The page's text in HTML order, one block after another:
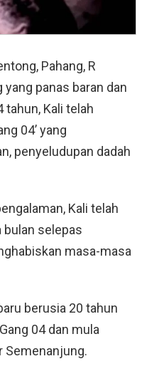
Pahang, R
panas baran dan
tahun, Kali telah
04’ yang
penyeludupan dadah
Kali telah
bulan selepas
masa-masa
berusia 20 tahun
04 dan mula
Semenanjung.